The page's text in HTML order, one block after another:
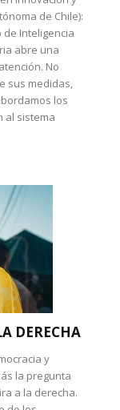
de Chile):
Inteligencia
abre una
No
sus medidas,
los
al sistema
DERECHA
y
la pregunta
a la derecha.